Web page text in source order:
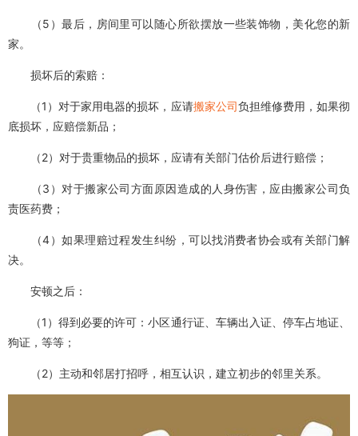
（5）最后，房间里可以随心所欲摆放一些装饰物，美化您的新
家。
损坏后的索赔：
（1）对于家用电器的损坏，应请搬家公司负担维修费用，如果彻
底损坏，应赔偿新品；
（2）对于贵重物品的损坏，应请有关部门估价后进行赔偿；
（3）对于搬家公司方面原因造成的人身伤害，应由搬家公司负
责医药费；
（4）如果理赔过程发生纠纷，可以找消费者协会或有关部门解
决。
安顿之后：
（1）得到必要的许可：小区通行证、车辆出入证、停车占地证、
狗证，等等；
（2）主动和邻居打招呼，相互认识，建立初步的邻里关系。